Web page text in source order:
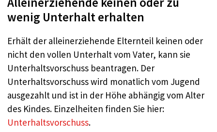
wenig Unterhalt erhalten
Erhält der alleinerziehende Elternteil keinen oder
nicht den vollen Unterhalt vom Vater, kann sie
Unterhaltsvorschuss beantragen. Der
Unterhaltsvorschuss wird monatlich vom Jugend
ausgezahlt und ist in der Höhe abhängig vom Alter
des Kindes. Einzelheiten finden Sie hier:
Unterhaltsvorschuss.